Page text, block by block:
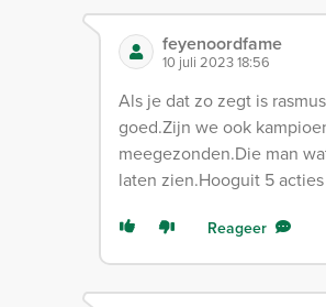
feyenoordfame
10 juli 2023 18:56
Als je dat zo zegt is
goed.Zijn we ook
meegezonden.Die man
laten zien.Hooguit 5
Reageer